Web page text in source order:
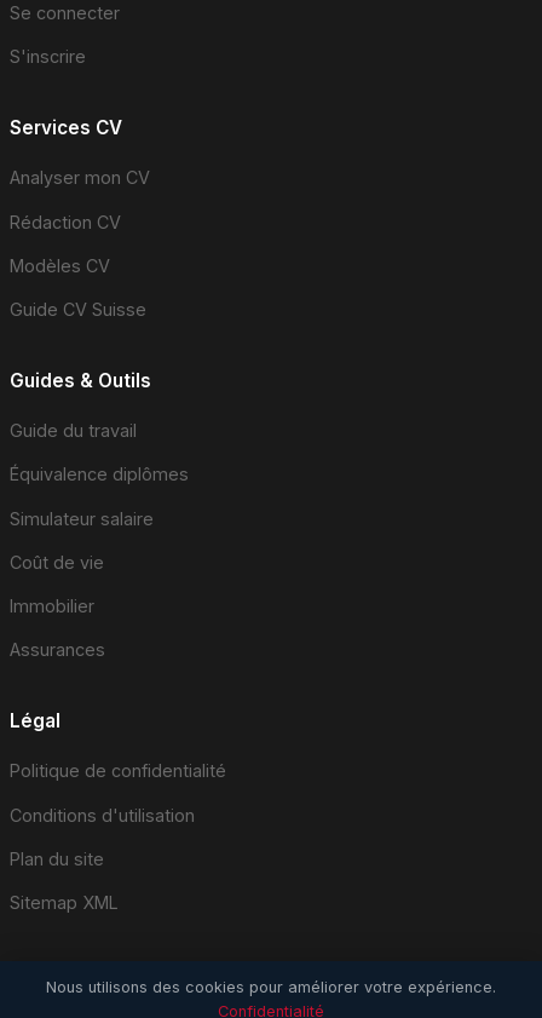
Se connecter
S'inscrire
Services CV
Analyser mon CV
Rédaction CV
Modèles CV
Guide CV Suisse
Guides & Outils
Guide du travail
Équivalence diplômes
Simulateur salaire
Coût de vie
Immobilier
Assurances
Légal
Politique de confidentialité
Conditions d'utilisation
Plan du site
Sitemap XML
Nous utilisons des cookies pour améliorer votre expérience.
Confidentialité